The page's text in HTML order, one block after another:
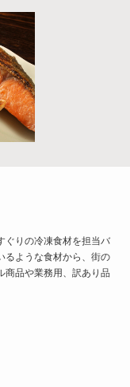
ぐりの冷凍食材を担当バ
るような食材から、街の
商品や業務用、訳あり品